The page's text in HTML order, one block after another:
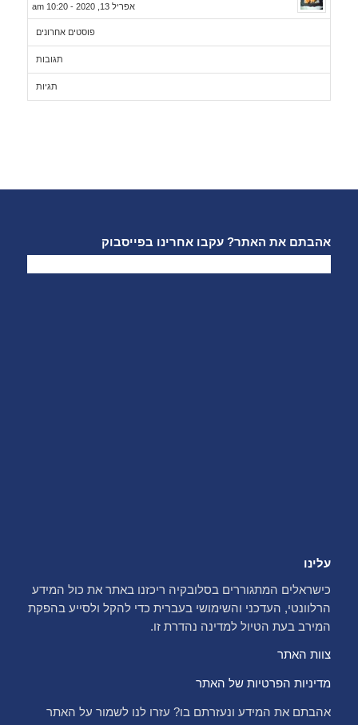
אפריל 13, 2020 - 10:20 am
פוסטים אחרונים
תגובות
תגיות
אהבתם את האתר? עקבו אחרינו בפייסבוק
עלינו
כישראלים המתגוררים בסלובקיה ריכזנו באתר את כול המידע
הרלוונטי, העדכני והשימושי בעברית כדי להקל ולסייע בהפקת
המירב בעת הטיול למדינה נהדרת זו.
צוות האתר
מדיניות הפרטיות של האתר
אהבתם את המידע ונעזרתם בו? עזרו לנו לשמור על האתר